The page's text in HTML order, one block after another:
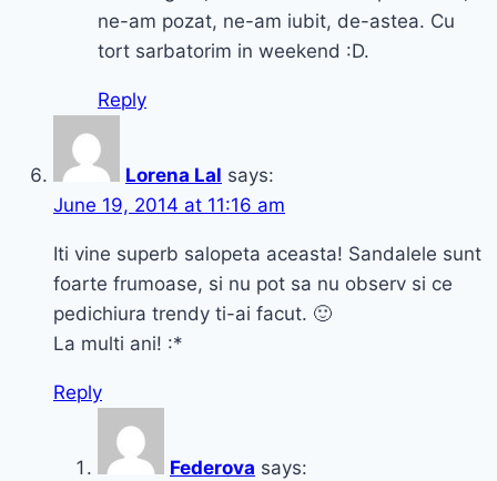
ne-am pozat, ne-am iubit, de-astea. Cu
tort sarbatorim in weekend :D.
Reply
Lorena Lal says:
June 19, 2014 at 11:16 am
Iti vine superb salopeta aceasta! Sandalele sunt
foarte frumoase, si nu pot sa nu observ si ce
pedichiura trendy ti-ai facut. 🙂
La multi ani! :*
Reply
Federova says: